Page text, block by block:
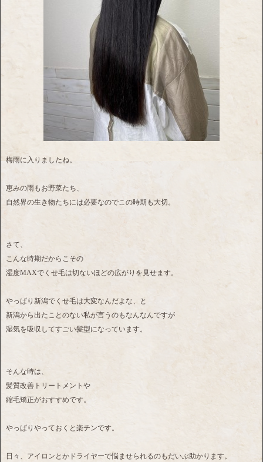
梅雨に入りましたね。
恵みの雨もお野菜たち、
自然界の生き物たちには必要なのでこの時期も大切。
さて、
こんな時期だからこその
湿度MAXでくせ毛は切ないほどの広がりを見せます。
やっぱり新潟でくせ毛は大変なんだよな、と
新潟から出たことのない私が言うのもなんなんですが
湿気を吸収してすごい髪型になっています。
そんな時は、
髪質改善トリートメントや
縮毛矯正がおすすめです。
やっぱりやっておくと楽チンです。
日々、アイロンとかドライヤーで悩ませられるのもだいぶ助かります。